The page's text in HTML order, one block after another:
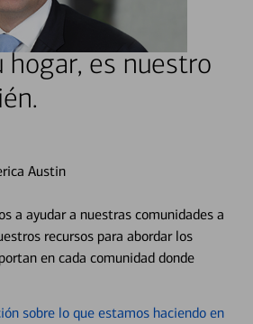
hogar, es nuestro
Austin
a ayudar a nuestras comunidades a
recursos para abordar los
en cada comunidad donde
sobre lo que estamos haciendo en